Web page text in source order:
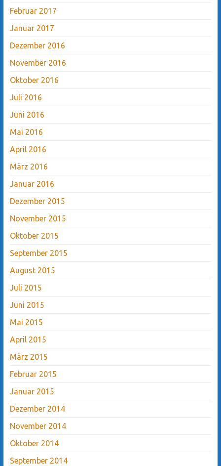
Februar 2017
Januar 2017
Dezember 2016
November 2016
Oktober 2016
Juli 2016
Juni 2016
Mai 2016
April 2016
März 2016
Januar 2016
Dezember 2015
November 2015
Oktober 2015
September 2015
August 2015
Juli 2015
Juni 2015
Mai 2015
April 2015
März 2015
Februar 2015
Januar 2015
Dezember 2014
November 2014
Oktober 2014
September 2014